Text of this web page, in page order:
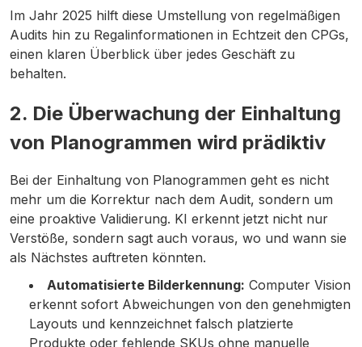
Im Jahr 2025 hilft diese Umstellung von regelmäßigen
Audits hin zu Regalinformationen in Echtzeit den CPGs,
einen klaren Überblick über jedes Geschäft zu
behalten.
2. Die Überwachung der Einhaltung
von Planogrammen wird prädiktiv
Bei der Einhaltung von Planogrammen geht es nicht
mehr um die Korrektur nach dem Audit, sondern um
eine proaktive Validierung. KI erkennt jetzt nicht nur
Verstöße, sondern sagt auch voraus, wo und wann sie
als Nächstes auftreten könnten.
Automatisierte Bilderkennung: Computer Vision
erkennt sofort Abweichungen von den genehmigten
Layouts und kennzeichnet falsch platzierte
Produkte oder fehlende SKUs ohne manuelle